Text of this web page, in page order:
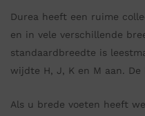
Durea heeft een ruime
en in vele verschillende
standaardbreedte is
wijdte H, J, K en M aan. De
Als u brede voeten heeft